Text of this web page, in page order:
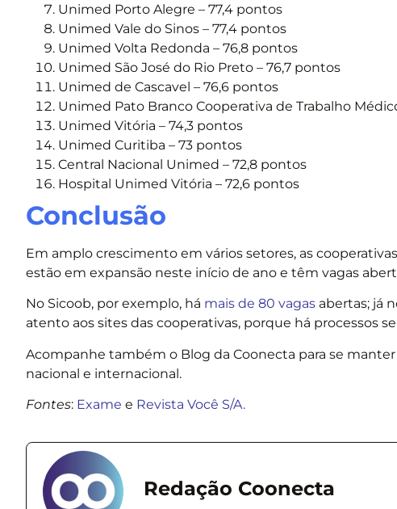
Unimed Porto Alegre – 77,4 pontos
Unimed Vale do Sinos – 77,4 pontos
Unimed Volta Redonda – 76,8 pontos
Unimed São José do Rio Preto – 76,7 pontos
Unimed de Cascavel – 76,6 pontos
Unimed Pato Branco Cooperativa de Trabalho
Unimed Vitória – 74,3 pontos
Unimed Curitiba – 73 pontos
Central Nacional Unimed – 72,8 pontos
Hospital Unimed Vitória – 72,6 pontos
Conclusão
Em amplo crescimento em vários setores, as
estão em expansão neste início de ano e têm vagas
No Sicoob, por exemplo, há mais de 80 vagas abertas; já
atento aos sites das cooperativas, porque há processos
Acompanhe também o Blog da Coonecta para se
nacional e internacional.
Fontes: Exame e Revista Você S/A.
Redação Coonecta